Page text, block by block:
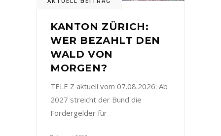
KANTON ZÜRICH:
WER BEZAHLT DEN
WALD VON
MORGEN?
TELE Z aktuell vom 07.08.2026: Ab
2027 streicht der Bund die
Fördergelder für